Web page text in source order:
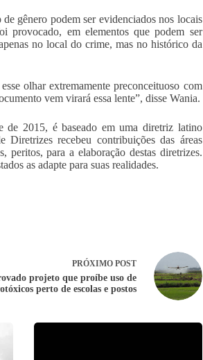
gênero podem ser evidenciados nos locais
em elementos que podem ser
no local do crime, mas no histórico da
olhar extremamente preconceituoso com
vem virará essa lente”, disse Wania.
de 2015, é baseado em uma diretriz latino
recebeu contribuições das áreas
peritos, para a elaboração destas diretrizes.
as adapte para suas realidades.
PRÓXIMO POST
projeto que proíbe uso de
perto de escolas e postos